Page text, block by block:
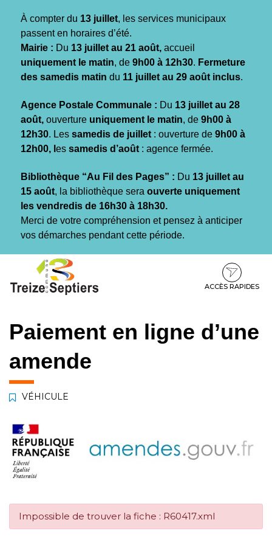
À compter du 13 juillet, les services municipaux
passent en horaires d’été.
Mairie : Du 13 juillet au 21 août, accueil
uniquement le matin, de 9h00 à 12h30. Fermeture
des samedis matin du 11 juillet au 29 août inclus.
Agence Postale Communale : Du 13 juillet au 28
août, ouverture uniquement le matin, de 9h00 à
12h30. Les samedis de juillet : ouverture de 9h00 à
12h00, l es samedis d’août : agence fermée.
Bibliothèque “Au Fil des Pages” : Du 13 juillet au
15 août, la bibliothèque sera ouverte uniquement
les vendredis de 16h30 à 18h30.
Merci de votre compréhension et pensez à anticiper
vos démarches pendant cette période.
contenu
pied
ACCÈS RAPIDES
Paiement en ligne d’une
amende
VÉHICULE
Impossible de trouver la fiche : R60417.xml